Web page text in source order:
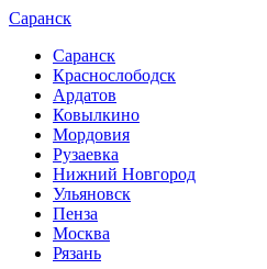
Саранск
Саранск
Краснослободск
Ардатов
Ковылкино
Мордовия
Рузаевка
Нижний Новгород
Ульяновск
Пенза
Москва
Рязань